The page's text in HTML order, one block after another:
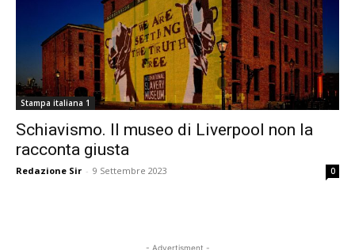
Stampa italiana 1
Schiavismo. Il museo di Liverpool non la
racconta giusta
Redazione Sir - 9 Settembre 2023 0
- Advertisment -